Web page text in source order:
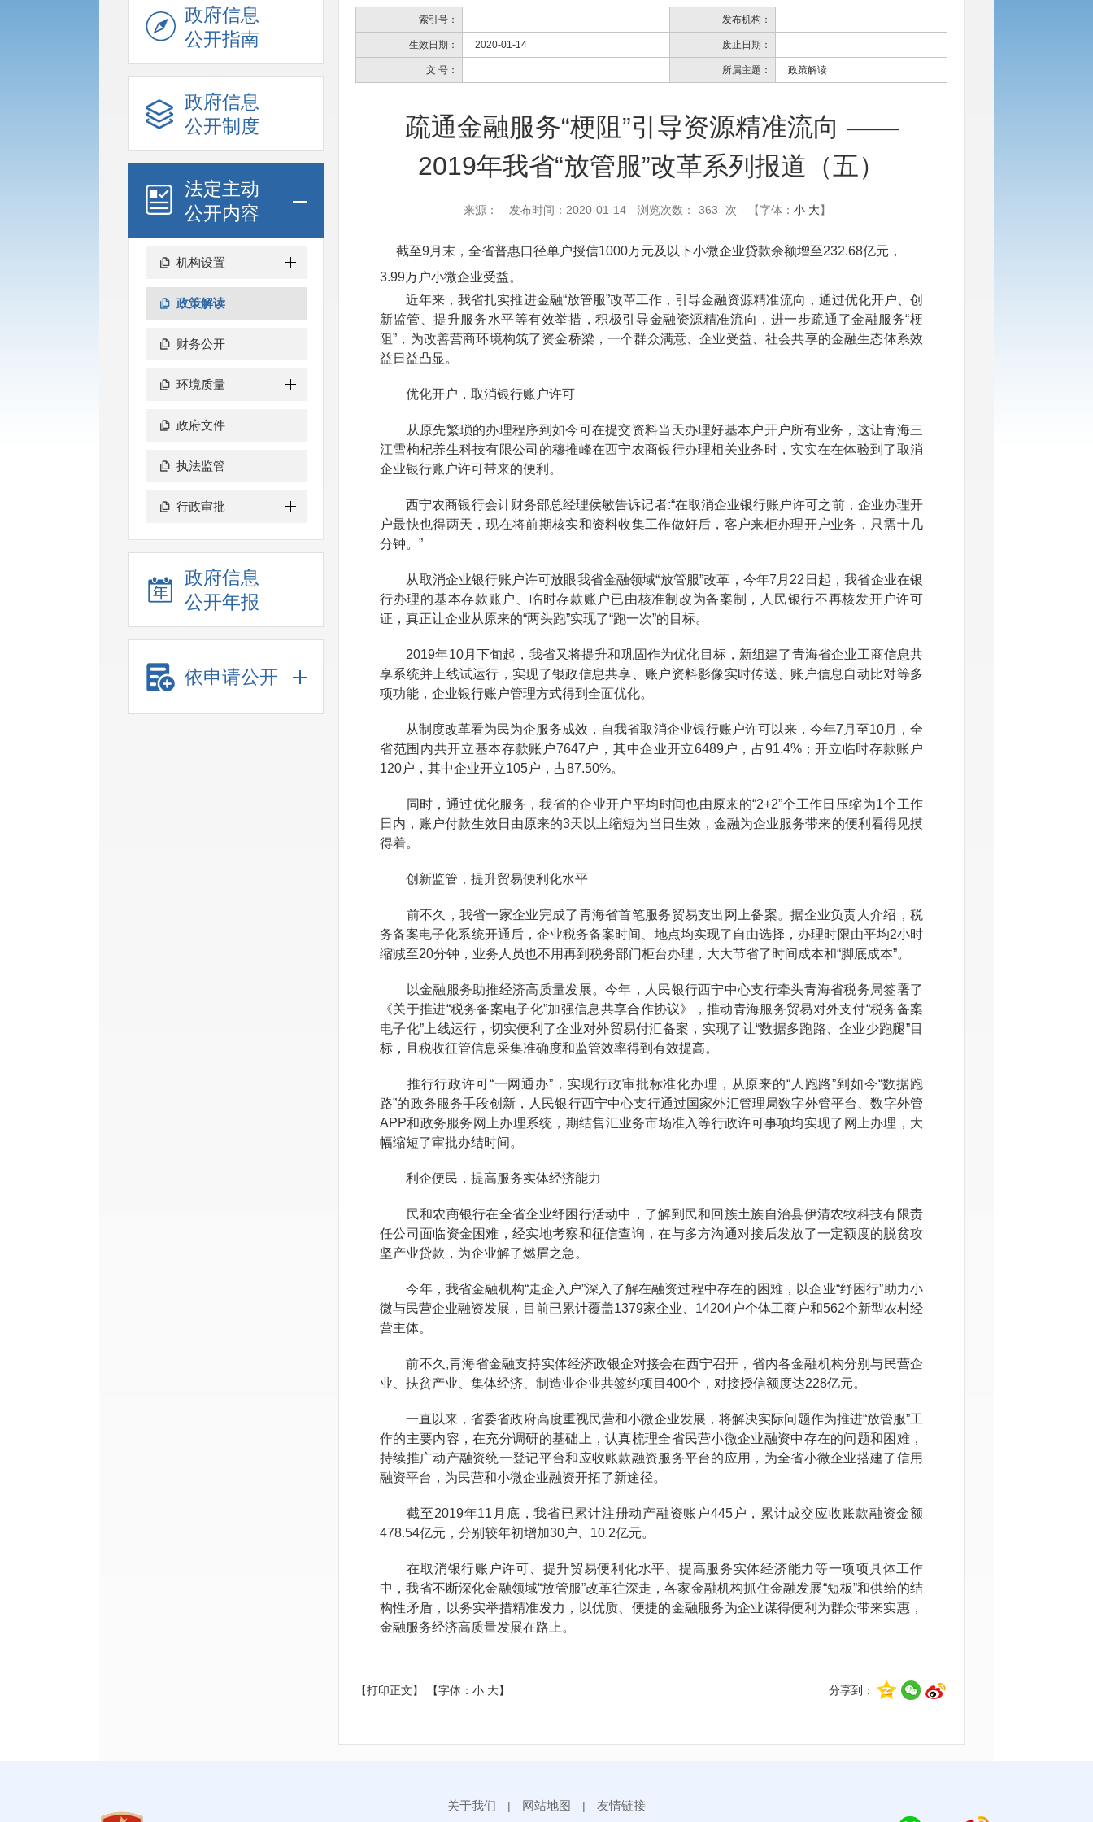
政府信息
公开指南
政府信息
公开制度
法定主动
公开内容
机构设置
政策解读
财务公开
环境质量
政府文件
执法监管
行政审批
政府信息
公开年报
依申请公开
索引号： 发布机构：
生效日期： 2020-01-14 废止日期：
文 号： 所属主题： 政策解读
疏通金融服务“梗阻”引导资源精准流向 ——
2019年我省“放管服”改革系列报道（五）
来源： 发布时间：2020-01-14 浏览次数： 363 次 【字体： 小 大】
截至9月末，全省普惠口径单户授信1000万元及以下小微企业贷款余额增至232.68亿元，
3.99万户小微企业受益。
近年来，我省扎实推进金融“放管服”改革工作，引导金融资源精准流向，通过优化开户、创
新监管、提升服务水平等有效举措，积极引导金融资源精准流向，进一步疏通了金融服务“梗
阻”，为改善营商环境构筑了资金桥梁，一个群众满意、企业受益、社会共享的金融生态体系效
益日益凸显。
优化开户，取消银行账户许可
从原先繁琐的办理程序到如今可在提交资料当天办理好基本户开户所有业务，这让青海三
江雪枸杞养生科技有限公司的穆推峰在西宁农商银行办理相关业务时，实实在在体验到了取消
企业银行账户许可带来的便利。
西宁农商银行会计财务部总经理侯敏告诉记者:“在取消企业银行账户许可之前，企业办理开
户最快也得两天，现在将前期核实和资料收集工作做好后，客户来柜办理开户业务，只需十几
分钟。”
从取消企业银行账户许可放眼我省金融领域“放管服”改革，今年7月22日起，我省企业在银
行办理的基本存款账户、临时存款账户已由核准制改为备案制，人民银行不再核发开户许可
证，真正让企业从原来的“两头跑”实现了“跑一次”的目标。
2019年10月下旬起，我省又将提升和巩固作为优化目标，新组建了青海省企业工商信息共
享系统并上线试运行，实现了银政信息共享、账户资料影像实时传送、账户信息自动比对等多
项功能，企业银行账户管理方式得到全面优化。
从制度改革看为民为企服务成效，自我省取消企业银行账户许可以来，今年7月至10月，全
省范围内共开立基本存款账户7647户，其中企业开立6489户，占91.4%；开立临时存款账户
120户，其中企业开立105户，占87.50%。
同时，通过优化服务，我省的企业开户平均时间也由原来的“2+2”个工作日压缩为1个工作
日内，账户付款生效日由原来的3天以上缩短为当日生效，金融为企业服务带来的便利看得见摸
得着。
创新监管，提升贸易便利化水平
前不久，我省一家企业完成了青海省首笔服务贸易支出网上备案。据企业负责人介绍，税
务备案电子化系统开通后，企业税务备案时间、地点均实现了自由选择，办理时限由平均2小时
缩减至20分钟，业务人员也不用再到税务部门柜台办理，大大节省了时间成本和“脚底成本”。
以金融服务助推经济高质量发展。今年，人民银行西宁中心支行牵头青海省税务局签署了
《关于推进“税务备案电子化”加强信息共享合作协议》，推动青海服务贸易对外支付“税务备案
电子化”上线运行，切实便利了企业对外贸易付汇备案，实现了让“数据多跑路、企业少跑腿”目
标，且税收征管信息采集准确度和监管效率得到有效提高。
推行行政许可“一网通办”，实现行政审批标准化办理，从原来的“人跑路”到如今“数据跑
路”的政务服务手段创新，人民银行西宁中心支行通过国家外汇管理局数字外管平台、数字外管
APP和政务服务网上办理系统，期结售汇业务市场准入等行政许可事项均实现了网上办理，大
幅缩短了审批办结时间。
利企便民，提高服务实体经济能力
民和农商银行在全省企业纾困行活动中，了解到民和回族土族自治县伊清农牧科技有限责
任公司面临资金困难，经实地考察和征信查询，在与多方沟通对接后发放了一定额度的脱贫攻
坚产业贷款，为企业解了燃眉之急。
今年，我省金融机构“走企入户”深入了解在融资过程中存在的困难，以企业“纾困行”助力小
微与民营企业融资发展，目前已累计覆盖1379家企业、14204户个体工商户和562个新型农村经
营主体。
前不久,青海省金融支持实体经济政银企对接会在西宁召开，省内各金融机构分别与民营企
业、扶贫产业、集体经济、制造业企业共签约项目400个，对接授信额度达228亿元。
一直以来，省委省政府高度重视民营和小微企业发展，将解决实际问题作为推进“放管服”工
作的主要内容，在充分调研的基础上，认真梳理全省民营小微企业融资中存在的问题和困难，
持续推广动产融资统一登记平台和应收账款融资服务平台的应用，为全省小微企业搭建了信用
融资平台，为民营和小微企业融资开拓了新途径。
截至2019年11月底，我省已累计注册动产融资账户445户，累计成交应收账款融资金额
478.54亿元，分别较年初增加30户、10.2亿元。
在取消银行账户许可、提升贸易便利化水平、提高服务实体经济能力等一项项具体工作
中，我省不断深化金融领域“放管服”改革往深走，各家金融机构抓住金融发展“短板”和供给的结
构性矛盾，以务实举措精准发力，以优质、便捷的金融服务为企业谋得便利为群众带来实惠，
金融服务经济高质量发展在路上。
【打印正文】 分享到：
【字体： 小 大】
关于我们 | 网站地图 | 友情链接